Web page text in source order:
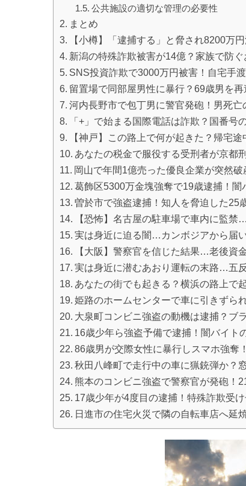
公共施設の適切な管理の必要性
まとめ
【小樽】「逮捕する」と脅され8200万
新潟の特殊詐欺被害が14億？家族で防ぐ
SNS投資詐欺で3000万円被害！自宅手
留置場で同部屋男性に暴行？69歳男を再
河内長野市で包丁男に警官発砲！男死亡
「+」で始まる国際電話は詐欺？国番号
【神戸】この路上で何が起きた？帰宅
あなたの税金で服役する受刑者が京都
岡山で年間1億売った優良企業が突然
葛飾区5300万金塊強奪で19歳逮捕！闇
曽於市で強盗逮捕！知人を脅迫した25
【恐怖】名古屋の駐車場で車内に監
実は身近に迫る闇…カンボジアから届
【大阪】警察官を信じた結果…老後資
実は身近に潜むあおり運転の末路…五
あなたの街でも起きる？横浜の路上で
姫路のホームセンターで車に引きずら
大泉町コンビニ強盗の動機は逮捕？ブ
16歳少年ら強盗予備で逮捕！闇バイト
86歳男が交際女性に暴行しスマホ強奪
秋田八峰町で走行中の車に猟銃弾か？
熊本のコンビニ強盗で警察官が発砲！
17歳少年が4度目の逮捕！特殊詐欺受
日進市の住宅火災で隣の自転車店へ延